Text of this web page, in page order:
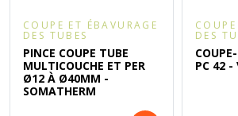
COUPE ET ÉBAVURAGE
DES TUBES
PINCE COUPE TUBE
MULTICOUCHE ET PER
Ø12 À Ø40MM -
SOMATHERM
DES
PC 42 -